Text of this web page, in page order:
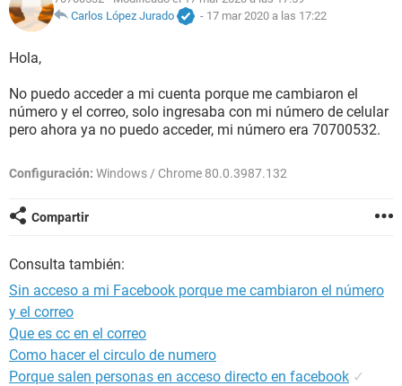
Carlos López Jurado
- 17 mar 2020 a las 17:22
Hola,
No puedo acceder a mi cuenta porque me cambiaron el
número y el correo, solo ingresaba con mi número de celular
pero ahora ya no puedo acceder, mi número era 70700532.
Configuración: Windows / Chrome 80.0.3987.132
Compartir
Consulta también:
Sin acceso a mi Facebook porque me cambiaron el número
y el correo
Que es cc en el correo
Como hacer el circulo de numero
Porque salen personas en acceso directo en facebook ✓